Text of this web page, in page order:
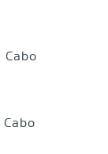
Cabo
Cabo